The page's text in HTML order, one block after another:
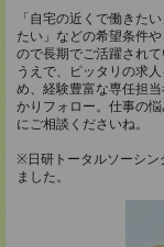
「自宅の近くで働きた
たい」などの希望条件
ので長期でご活躍され
うえで、ピッタリの求
め、経験豊富な専任担
かりフォロー。仕事の
にご相談くださいね。
※日研トータルソーシン
ました。